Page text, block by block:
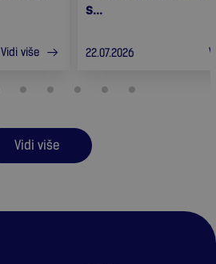
Vidi više
s...
22.07.2026
Vidi više